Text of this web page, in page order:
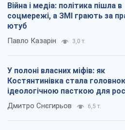
Війна і медіа: політика пішла в
соцмережі, а ЗМІ грають за
ютуб
Павло Казарін 3,0 т.
У полоні власних міфів: як
Костянтинівка стала
ідеологічною пасткою для
окупантів
Дмитро Снєгирьов 6,5 т.